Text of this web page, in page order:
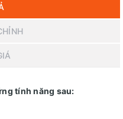
tính năng sau: